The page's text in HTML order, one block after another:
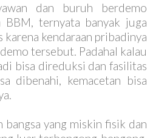
dan buruh berdemo
BBM, ternyata banyak juga
karena kendaraan pribadinya
tersebut. Padahal kalau
bisa direduksi dan fasilitas
dibenahi, kemacetan bisa
yang miskin fisik dan